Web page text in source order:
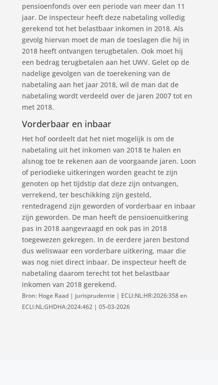
pensioenfonds over een periode van meer dan 11
jaar. De inspecteur heeft deze nabetaling volledig
gerekend tot het belastbaar inkomen in 2018. Als
gevolg hiervan moet de man de toeslagen die hij in
2018 heeft ontvangen terugbetalen. Ook moet hij
een bedrag terugbetalen aan het UWV. Gelet op de
nadelige gevolgen van de toerekening van de
nabetaling aan het jaar 2018, wil de man dat de
nabetaling wordt verdeeld over de jaren 2007 tot en
met 2018.
Vorderbaar en inbaar
Het hof oordeelt dat het niet mogelijk is om de
nabetaling uit het inkomen van 2018 te halen en
alsnog toe te rekenen aan de voorgaande jaren. Loon
of periodieke uitkeringen worden geacht te zijn
genoten op het tijdstip dat deze zijn ontvangen,
verrekend, ter beschikking zijn gesteld,
rentedragend zijn geworden of vorderbaar en inbaar
zijn geworden. De man heeft de pensioenuitkering
pas in 2018 aangevraagd en ook pas in 2018
toegewezen gekregen. In de eerdere jaren bestond
dus weliswaar een vorderbare uitkering, maar die
was nog niet direct inbaar. De inspecteur heeft de
nabetaling daarom terecht tot het belastbaar
inkomen van 2018 gerekend.
Bron: Hoge Raad | jurisprudentie | ECLI:NL:HR:2026:358 en
ECLI:NL:GHDHA:2024:462 | 05-03-2026